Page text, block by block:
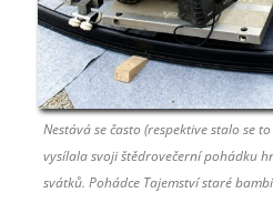
Nestává se často (respektive stalo se
vysílala svoji štědrovečerní pohádku
svátků. Pohádce Tajemství staré